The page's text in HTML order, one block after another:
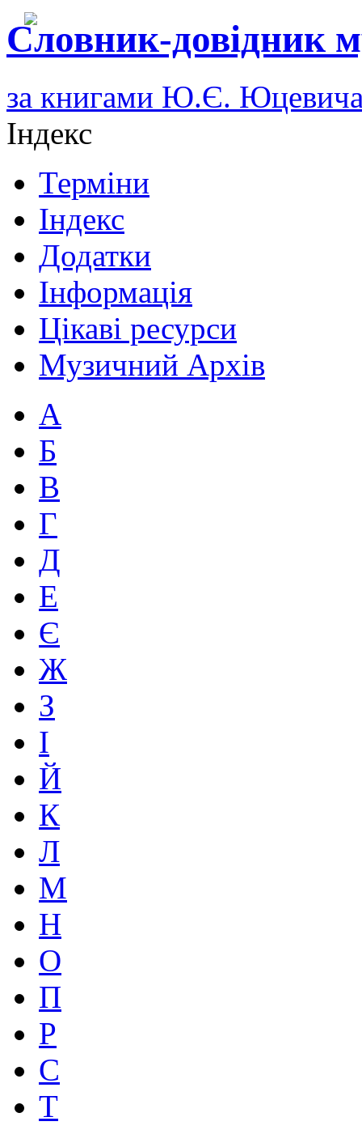
Словник-довідник
за книгами Ю.Є.
Індекс
Терміни
Індекс
Додатки
Інформація
Цікаві ресурси
Музичний Архів
А
Б
В
Г
Д
Е
Є
Ж
З
І
Й
К
Л
М
Н
О
П
Р
С
Т